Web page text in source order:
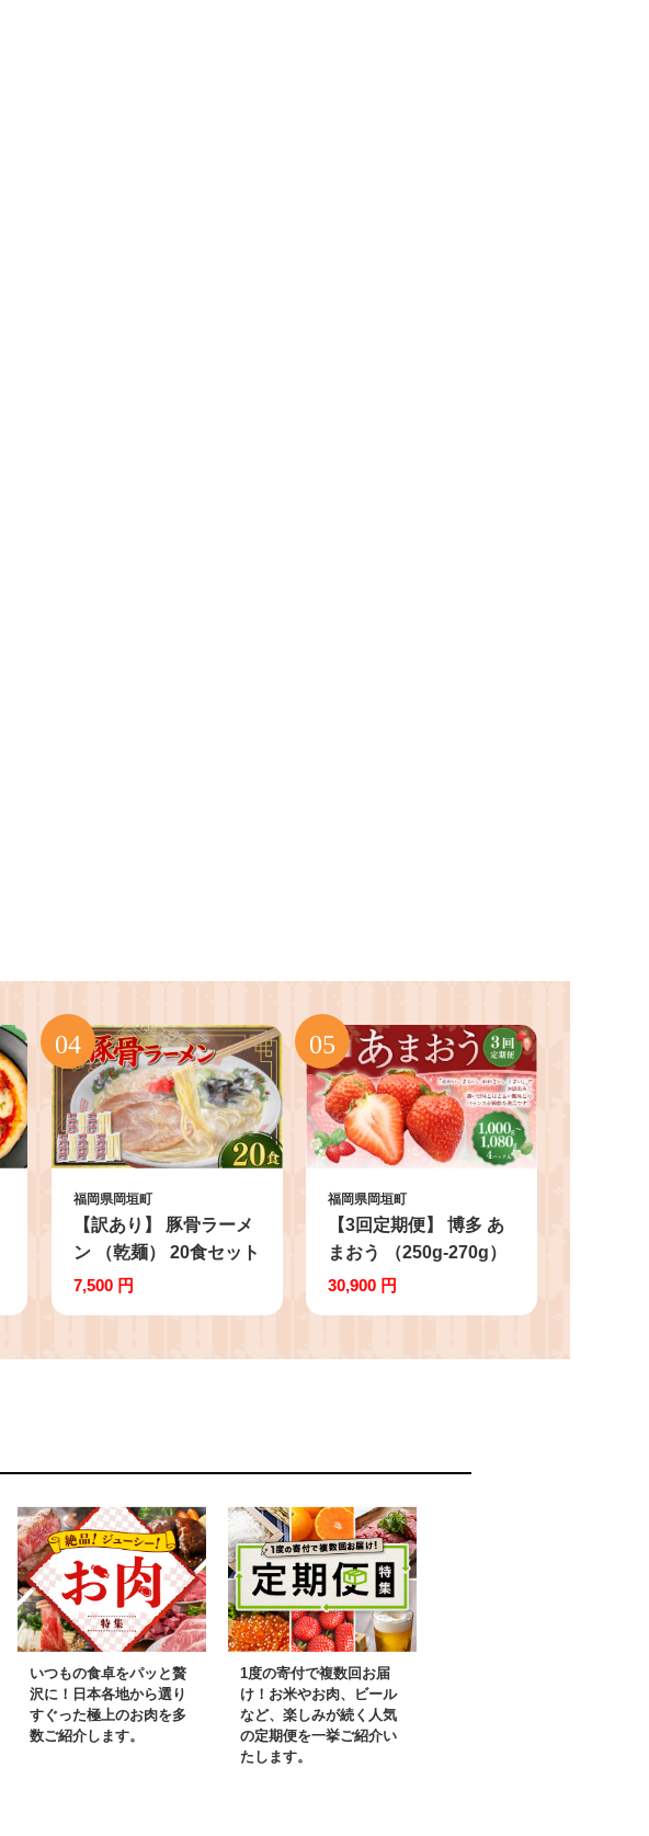
福岡県岡垣町
【訳あり】 豚骨ラーメ
ン （乾麺） 20食セット
メール便 ／ ラーメン
ラーメン インスタント
7,500 円
福岡県岡垣町
【3回定期便】 博多 あ
まおう （250g-270g）
×4パック いちご 苺 イ
岡県 岡垣町 【2027年2
30,900 円
いつもの食卓をパッと贅
沢に！日本各地から選り
すぐった極上のお肉を多
数ご紹介します。
1度の寄付で複数回お届
け！お米やお肉、ビール
など、楽しみが続く人気
の定期便を一挙ご紹介い
たします。